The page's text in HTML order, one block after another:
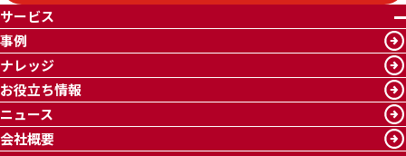
サービス
事例
ナレッジ
お役立ち情報
ニュース
会社概要